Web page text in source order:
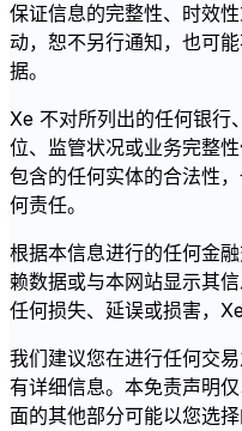
保证信息的完整性、时效
动，恕不另行通知，也可
据。
Xe 不对所列出的任何银行
位、监管状况或业务完整
包含的任何实体的合法性
何责任。
根据本信息进行的任何金
赖数据或与本网站显示其
任何损失、延误或损害，
我们建议您在进行任何交
有详细信息。本免责声明
面的其他部分可能以您选